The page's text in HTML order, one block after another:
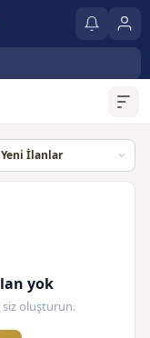
yok
siz oluşturun.